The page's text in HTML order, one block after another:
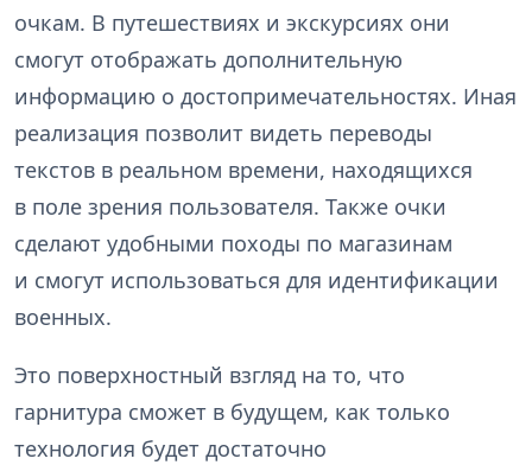
очкам. В путешествиях и экскурсиях они
смогут отображать дополнительную
информацию о достопримечательностях. Иная
реализация позволит видеть переводы
текстов в реальном времени, находящихся
в поле зрения пользователя. Также очки
сделают удобными походы по магазинам
и смогут использоваться для идентификации
военных.
Это поверхностный взгляд на то, что
гарнитура сможет в будущем, как только
технология будет достаточно